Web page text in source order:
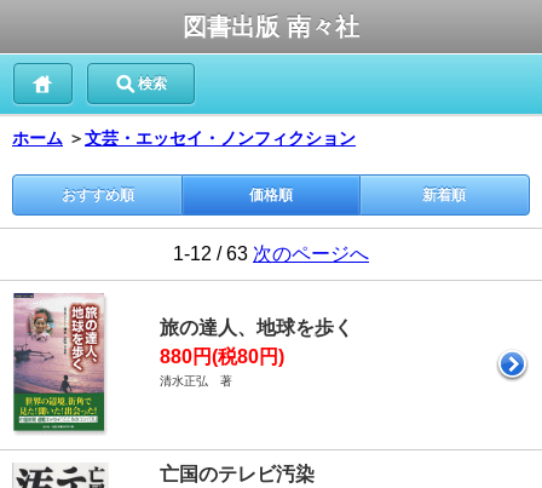
図書出版 南々社
検索
ホーム ＞文芸・エッセイ・ノンフィクション
おすすめ順 価格順 新着順
1-12 / 63 次のページへ
旅の達人、地球を歩く
880円(税80円)
清水正弘 著
亡国のテレビ汚染